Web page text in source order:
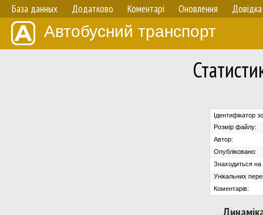
База данных Додатково Коментарі Оновлення Довідка
Автобусний транспорт
Ідентифікатор
Розмір файлу:
Автор:
Опубліковано:
Знаходиться на
Унікальних
Коментарів: